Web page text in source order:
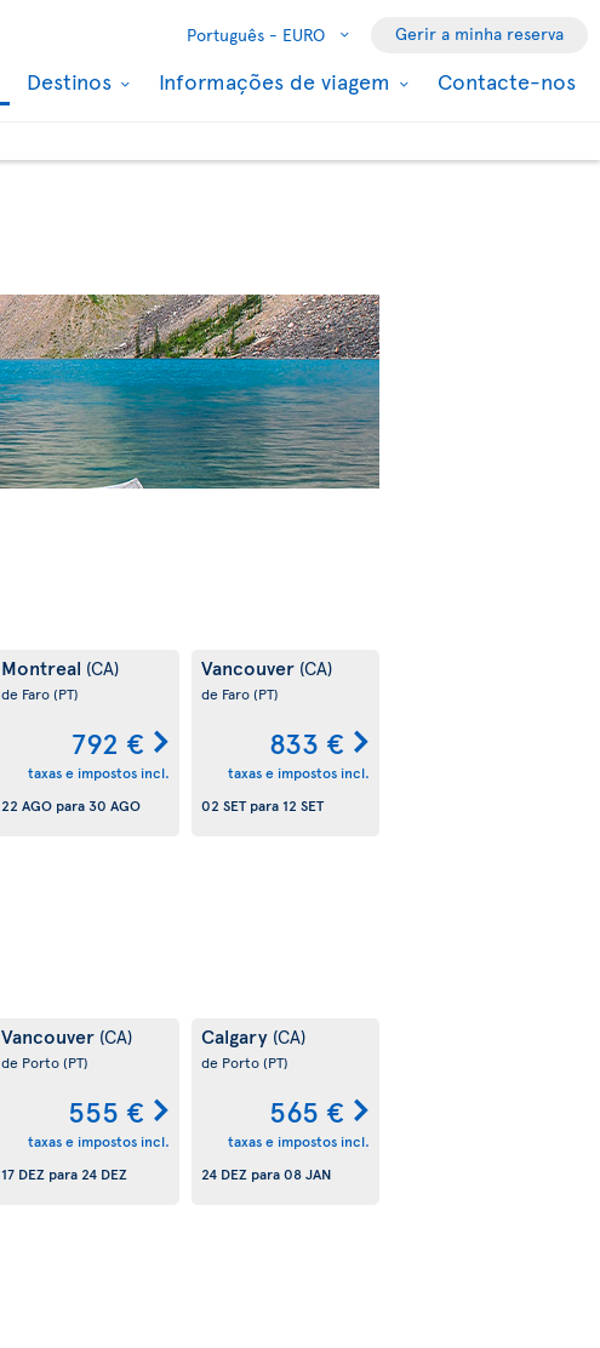
Português - EURO Gerir a minha reserva
Destinos Informações de viagem Contacte-nos
Montreal (CA)
de Faro(PT)
792 €
taxas e impostos incl.
22 AGOpara 30 AGO
Vancouver (CA)
de Faro(PT)
833 €
taxas e impostos incl.
02 SETpara 12 SET
Vancouver (CA)
de Porto(PT)
555 €
taxas e impostos incl.
17 DEZpara24 DEZ
Calgary (CA)
de Porto(PT)
565 €
taxas e impostos incl.
24 DEZpara08 JAN